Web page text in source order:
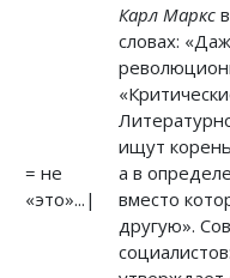
= не
«это»...|
Карл Маркс
словах:
ищут
а в
вместо
другую».